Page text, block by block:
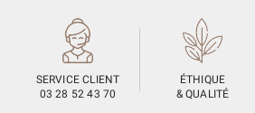
SERVICE CLIENT
03 28 52 43 70
ÉTHIQUE
& QUALITÉ